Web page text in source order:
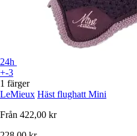
24h
+-3
1 färger
LeMieux Häst flughatt Mini
Från 422,00 kr